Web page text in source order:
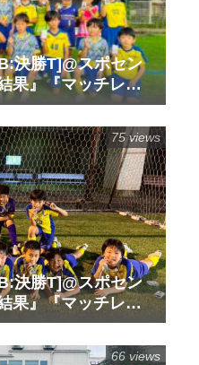
決勝T]@スポセン
果』『マッチレポ
決勝T]@スポセン
果』『マッチレポ
75 views
66 views